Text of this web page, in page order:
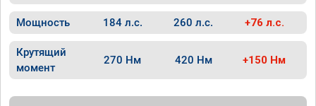
Мощность 184 л.с. 260 л.с. +76 л.с.
Крутящий
момент
270 Нм 420 Нм +150 Нм